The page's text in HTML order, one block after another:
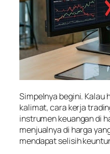
Simpelnya begini. Kalau
kalimat, cara kerja
instrumen keuangan di
menjualnya di harga
mendapat selisih